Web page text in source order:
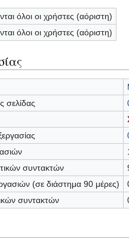
όλοι οι χρήστες (αόριστη)
όλοι οι χρήστες (αόριστη)
σελίδας
συντακτών
(σε διάστημα 90 μέρες)
συντακτών